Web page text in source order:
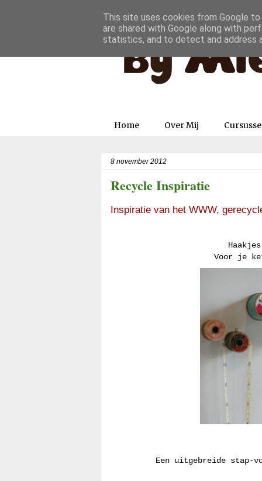
Home Over Mij
8 november 2012
Recycle Inspiratie
Inspiratie van het WWW,
Voor je
Een uitgebreide stap-
This site uses cookies from Google
are shared with Google along with
statistics, and to detect and address